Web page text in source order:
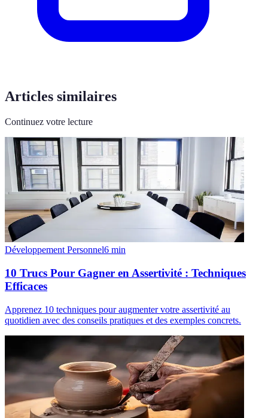
Articles similaires
Continuez votre lecture
Développement Personnel6 min
10 Trucs Pour Gagner en Assertivité : Techniques
Efficaces
Apprenez 10 techniques pour augmenter votre assertivité au
quotidien avec des conseils pratiques et des exemples concrets.